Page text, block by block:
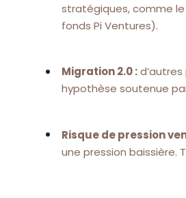
stratégiques, comme le
fonds Pi Ventures).
Migration 2.0 :
hypothèse soutenue
Risque de pression
une pression baissière.